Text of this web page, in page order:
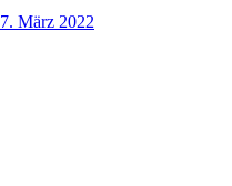
7. März 2022